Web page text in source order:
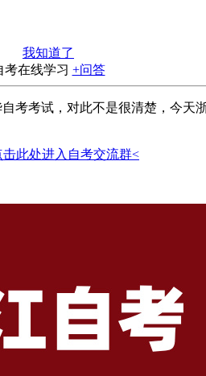
我知道了
考在线学习 +问答
考试，对此不是很清楚，今天
击此处进入自考交流群<